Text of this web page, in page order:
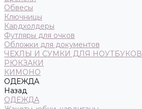
Обвесы
Ключницы
Кардхолдеры
Футляры для очков
Обложки для документов
ЧЕХЛЫ И СУМКИ ДЛЯ НОУТБУКОВ
РЮКЗАКИ
КИМОНО
ОДЕЖДА
Назад
ОДЕЖДА